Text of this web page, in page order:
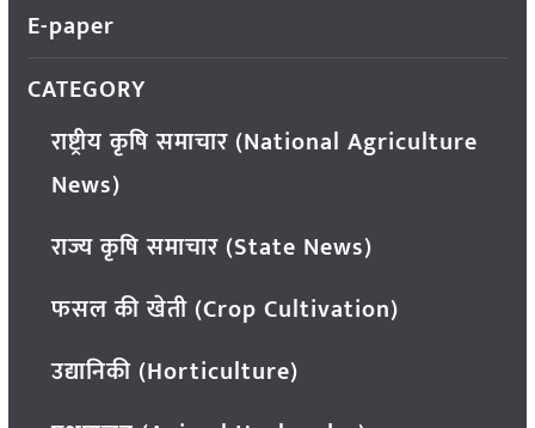
E-paper
CATEGORY
राष्ट्रीय कृषि समाचार (National Agriculture
News)
राज्य कृषि समाचार (State News)
फसल की खेती (Crop Cultivation)
उद्यानिकी (Horticulture)